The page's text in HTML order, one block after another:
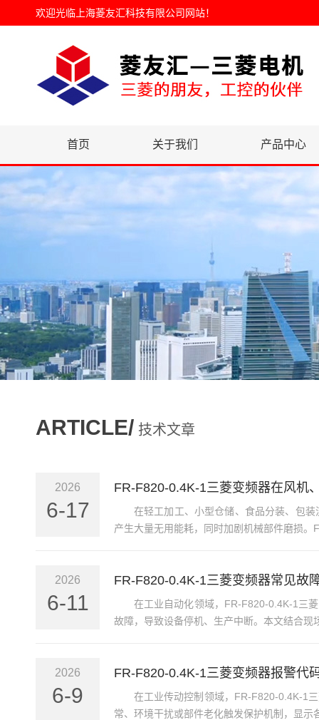
欢迎光临 上海菱友汇科技有限公司网站！
首页 关于我们 产品中心
ARTICLE/ 技术文章
2026
6-17
FR-F820-0.4K-1三菱变频器在风机
在轻工加工、小型仓储、食品分装、包
产生大量无用能耗，同时加剧机械部件磨损
2026
6-11
FR-F820-0.4K-1三菱变频器常见故
在工业自动化领域，FR-F820-0.4K-1三
故障，导致设备停机、生产中断。本文结合
2026
6-9
FR-F820-0.4K-1三菱变频器报警代
在工业传动控制领域，FR-F820-0.4K-1
常、环境干扰或部件老化触发保护机制，显